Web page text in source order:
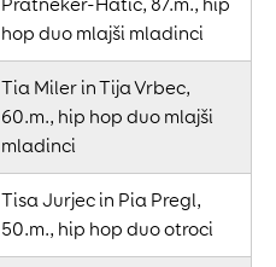
Pratneker-Hatič, 87.m., hip
hop duo mlajši mladinci
Tia Miler in Tija Vrbec,
60.m., hip hop duo mlajši
mladinci
Tisa Jurjec in Pia Pregl,
50.m., hip hop duo otroci